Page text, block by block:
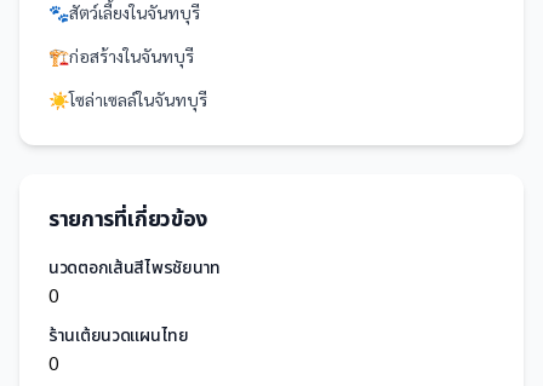
🐾สัตว์เลี้ยงในจันทบุรี
🏗️ก่อสร้างในจันทบุรี
☀️โซล่าเซลล์ในจันทบุรี
รายการที่เกี่ยวข้อง
นวดตอกเส้นสีไพรชัยนาท
0
ร้านเต้ยนวดแผนไทย
0